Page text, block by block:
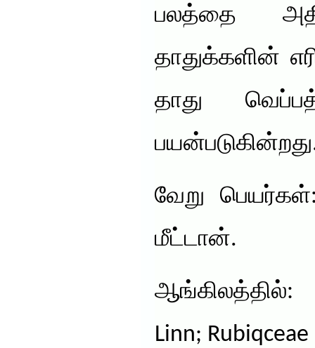
பலத்தை
தாதுக்களின்
தாது
வேறு பெயர்கள்:
மீட்டான்.
ஆங்கிலத்தில்:
Linn; Rubiqceae